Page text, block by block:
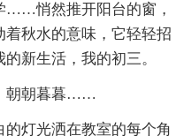
……悄然推开阳台的窗，
秋水的意味，它轻轻招
新生活，我的初三。
朝朝暮暮……
灯光洒在教室的每个角